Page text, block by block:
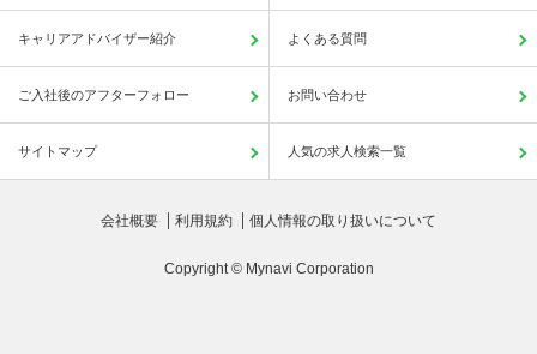
キャリアアドバイザー紹介 よくある質問
ご入社後のアフターフォロー お問い合わせ
サイトマップ 人気の求人検索一覧
会社概要 利用規約 個人情報の取り扱いについて
Copyright © Mynavi Corporation